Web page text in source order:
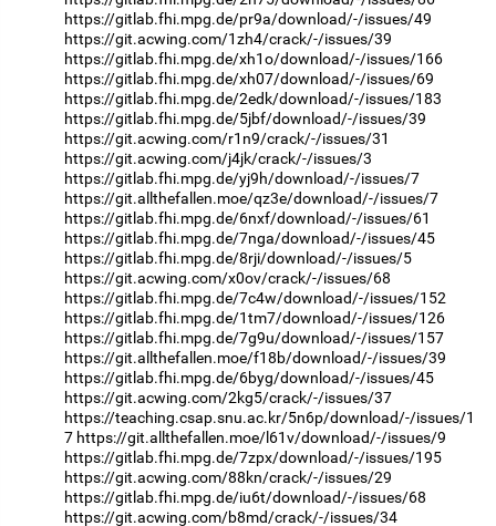
https://gitlab.fhi.mpg.de/pr9a/download/-/issues/49
https://git.acwing.com/1zh4/crack/-/issues/39
https://gitlab.fhi.mpg.de/xh1o/download/-/issues/166
https://gitlab.fhi.mpg.de/xh07/download/-/issues/69
https://gitlab.fhi.mpg.de/2edk/download/-/issues/183
https://gitlab.fhi.mpg.de/5jbf/download/-/issues/39
https://git.acwing.com/r1n9/crack/-/issues/31
https://git.acwing.com/j4jk/crack/-/issues/3
https://gitlab.fhi.mpg.de/yj9h/download/-/issues/7
https://git.allthefallen.moe/qz3e/download/-/issues/7
https://gitlab.fhi.mpg.de/6nxf/download/-/issues/61
https://gitlab.fhi.mpg.de/7nga/download/-/issues/45
https://gitlab.fhi.mpg.de/8rji/download/-/issues/5
https://git.acwing.com/x0ov/crack/-/issues/68
https://gitlab.fhi.mpg.de/7c4w/download/-/issues/152
https://gitlab.fhi.mpg.de/1tm7/download/-/issues/126
https://gitlab.fhi.mpg.de/7g9u/download/-/issues/157
https://git.allthefallen.moe/f18b/download/-/issues/39
https://gitlab.fhi.mpg.de/6byg/download/-/issues/45
https://git.acwing.com/2kg5/crack/-/issues/37
https://teaching.csap.snu.ac.kr/5n6p/download/-/issues/1
7 https://git.allthefallen.moe/l61v/download/-/issues/9
https://gitlab.fhi.mpg.de/7zpx/download/-/issues/195
https://git.acwing.com/88kn/crack/-/issues/29
https://gitlab.fhi.mpg.de/iu6t/download/-/issues/68
https://git.acwing.com/b8md/crack/-/issues/34